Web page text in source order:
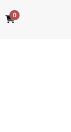
0